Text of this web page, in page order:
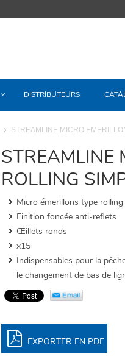
DISTRIBUTEURS
STREAMLINE MICRO
STREAMLINE
ROLLING
Micro émerillons type rolling
Finition foncée anti-reflets
Œillets ronds
x15
Indispensables pour la
le changement de bas de
EXPORTER EN PDF